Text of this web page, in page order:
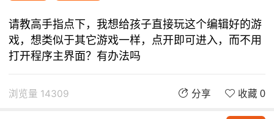
请教高手指点下，我想给孩子直接玩这个编辑好的游
戏，想类似于其它游戏一样，点开即可进入，而不用
打开程序主界面？有办法吗
浏览量 14309 分享 收藏 0